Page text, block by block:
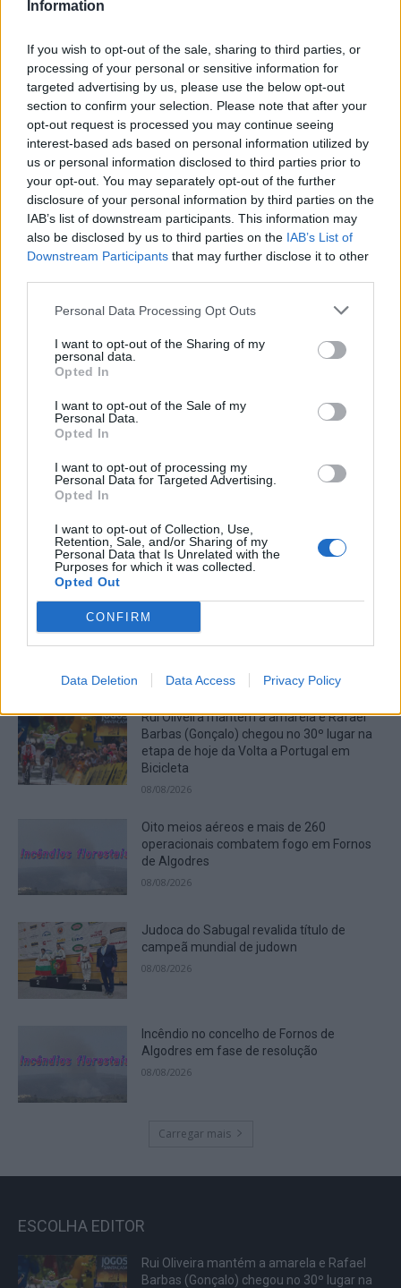
Information
If you wish to opt-out of the sale, sharing to third parties, or
processing of your personal or sensitive information for
targeted advertising by us, please use the below opt-out
section to confirm your selection. Please note that after your
opt-out request is processed you may continue seeing
interest-based ads based on personal information utilized by
us or personal information disclosed to third parties prior to
your opt-out. You may separately opt-out of the further
disclosure of your personal information by third parties on the
IAB’s list of downstream participants. This information may
also be disclosed by us to third parties on the IAB’s List of
Downstream Participants that may further disclose it to other
Personal Data Processing Opt Outs
I want to opt-out of the Sharing of my
personal data.
Opted In
I want to opt-out of the Sale of my
Personal Data.
Opted In
I want to opt-out of processing my
Personal Data for Targeted Advertising.
Opted In
I want to opt-out of Collection, Use,
Retention, Sale, and/or Sharing of my
Personal Data that Is Unrelated with the
Purposes for which it was collected.
Opted Out
CONFIRM
Data Deletion Data Access Privacy Policy
Artigo anterior
Autarcas reúnem-se em
Trancoso com o Governo
Próximo artigo
Governo vai aprovar hoje
uma resolução para apoiar
agricultores e empresários
afectados pelos incêndios
Artigos Relacionados
Desporto
Rui Oliveira mantém a amarela e Rafael
etapa de hoje da Volta a Portugal em
operacionais combatem fogo em Fornos
Desporto
Judoca do Sabugal revalida título de
08/08/2026
ARTIGOS MAIS POPULARES
Rui Oliveira mantém a amarela e Rafael
Barbas (Gonçalo) chegou no 30º lugar na
etapa de hoje da Volta a Portugal em
Bicicleta
08/08/2026
Oito meios aéreos e mais de 260
operacionais combatem fogo em Fornos
de Algodres
08/08/2026
Judoca do Sabugal revalida título de
campeã mundial de judown
08/08/2026
Incêndio no concelho de Fornos de
Algodres em fase de resolução
08/08/2026
Carregar mais
ESCOLHA EDITOR
Rui Oliveira mantém a amarela e Rafael
Barbas (Gonçalo) chegou no 30º lugar na